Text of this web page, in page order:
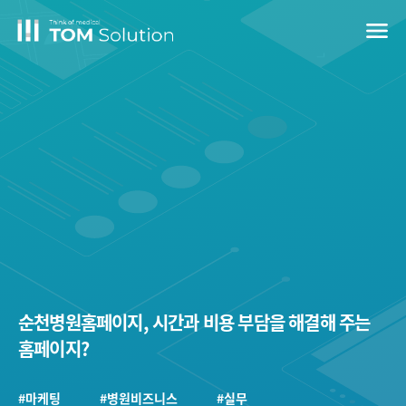
menu
순천병원홈페이지, 시간과 비용 부담을 해결해 주는
홈페이지?
#마케팅 #병원비즈니스 #실무